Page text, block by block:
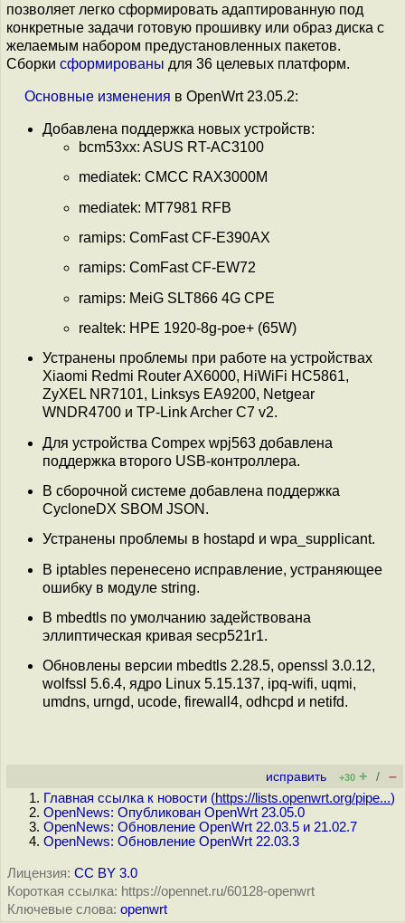
позволяет легко сформировать адаптированную под
конкретные задачи готовую прошивку или образ диска с
желаемым набором предустановленных пакетов.
Сборки сформированы для 36 целевых платформ.
Основные изменения в OpenWrt 23.05.2:
Добавлена поддержка новых устройств:
bcm53xx: ASUS RT-AC3100
mediatek: CMCC RAX3000M
mediatek: MT7981 RFB
ramips: ComFast CF-E390AX
ramips: ComFast CF-EW72
ramips: MeiG SLT866 4G CPE
realtek: HPE 1920-8g-poe+ (65W)
Устранены проблемы при работе на устройствах
Xiaomi Redmi Router AX6000, HiWiFi HC5861,
ZyXEL NR7101, Linksys EA9200, Netgear
WNDR4700 и TP-Link Archer C7 v2.
Для устройства Compex wpj563 добавлена
поддержка второго USB-контроллера.
В сборочной системе добавлена поддержка
CycloneDX SBOM JSON.
Устранены проблемы в hostapd и wpa_supplicant.
В iptables перенесено исправление, устраняющее
ошибку в модуле string.
В mbedtls по умолчанию задействована
эллиптическая кривая secp521r1.
Обновлены версии mbedtls 2.28.5, openssl 3.0.12,
wolfssl 5.6.4, ядро Linux 5.15.137, ipq-wifi, uqmi,
umdns, urngd, ucode, firewall4, odhcpd и netifd.
исправить +30 + / –
Главная ссылка к новости (https://lists.openwrt.org/pipe...)
OpenNews: Опубликован OpenWrt 23.05.0
OpenNews: Обновление OpenWrt 22.03.5 и 21.02.7
OpenNews: Обновление OpenWrt 22.03.3
Лицензия: CC BY 3.0
Короткая ссылка: https://opennet.ru/60128-openwrt
Ключевые слова: openwrt